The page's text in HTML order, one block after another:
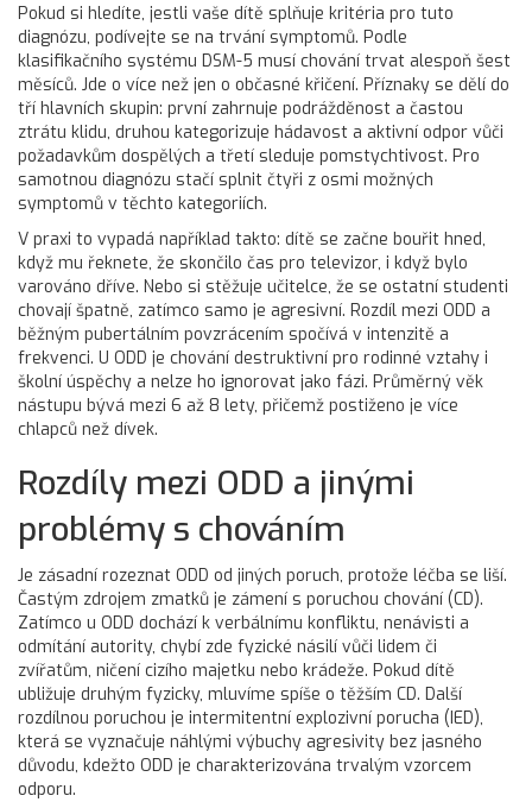
Pokud si hledíte, jestli vaše dítě splňuje kritéria pro tuto
diagnózu, podívejte se na trvání symptomů. Podle
klasifikačního systému DSM-5 musí chování trvat alespoň šest
měsíců. Jde o více než jen o občasné křičení. Příznaky se dělí do
tří hlavních skupin: první zahrnuje podrážděnost a častou
ztrátu klidu, druhou kategorizuje hádavost a aktivní odpor vůči
požadavkům dospělých a třetí sleduje pomstychtivost. Pro
samotnou diagnózu stačí splnit čtyři z osmi možných
symptomů v těchto kategoriích.
V praxi to vypadá například takto: dítě se začne bouřit hned,
když mu řeknete, že skončilo čas pro televizor, i když bylo
varováno dříve. Nebo si stěžuje učitelce, že se ostatní studenti
chovají špatně, zatímco samo je agresivní. Rozdíl mezi ODD a
běžným pubertálním povzrácením spočívá v intenzitě a
frekvenci. U ODD je chování destruktivní pro rodinné vztahy i
školní úspěchy a nelze ho ignorovat jako fázi. Průměrný věk
nástupu bývá mezi 6 až 8 lety, přičemž postiženo je více
chlapců než dívek.
Rozdíly mezi ODD a jinými
problémy s chováním
Je zásadní rozeznat ODD od jiných poruch, protože léčba se liší.
Častým zdrojem zmatků je zámení s poruchou chování (CD).
Zatímco u ODD dochází k verbálnímu konfliktu, nenávisti a
odmítání autority, chybí zde fyzické násilí vůči lidem či
zvířatům, ničení cizího majetku nebo krádeže. Pokud dítě
ubližuje druhým fyzicky, mluvíme spíše o těžším CD. Další
rozdílnou poruchou je intermitentní explozivní porucha (IED),
která se vyznačuje náhlými výbuchy agresivity bez jasného
důvodu, kdežto ODD je charakterizována trvalým vzorcem
odporu.